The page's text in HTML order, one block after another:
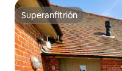
Superanfitrión
Superanfitrión